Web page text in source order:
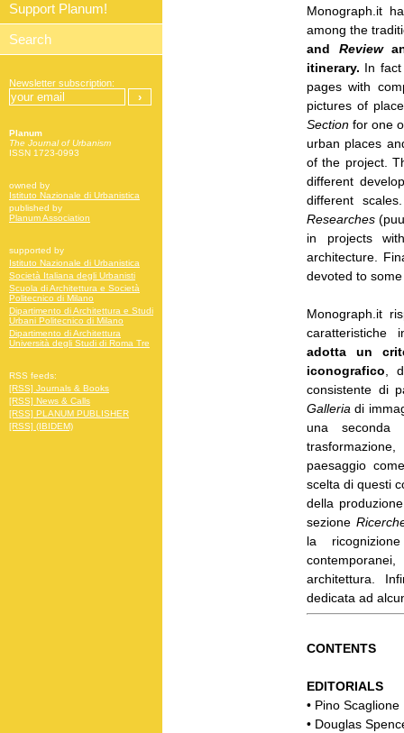
Monograph.it
among the
and Review
itinerary. In
pages with
pictures of
Section for one
urban places
of the project.
different
different
Researches
in projects
architecture.
devoted to
Monograph.it
caratteristiche
adotta un
iconografico ,
consistente di
Galleria di
una seconda
paesaggio
scelta di questi
della
sezione
la
architettura.
dedicata ad
CONTENTS
EDITORIALS
• Pino Scaglione
• Douglas
Support Planum!
Newsletter subscription:
Planum
The Journal of Urbanism
ISSN 1723-0993
owned by
Istituto Nazionale di Urbanistica
published by
Planum Association
supported by
Istituto Nazionale di Urbanistica
Società Italiana degli Urbanisti
Scuola di Architettura e Società
Politecnico di Milano
Dipartimento di Architettura e Studi
Urbani Politecnico di Milano
Dipartimento di Architettura
Università degli Studi di Roma Tre
RSS feeds:
[RSS] Journals & Books
[RSS] News & Calls
[RSS] PLANUM PUBLISHER
[RSS] (IBIDEM)